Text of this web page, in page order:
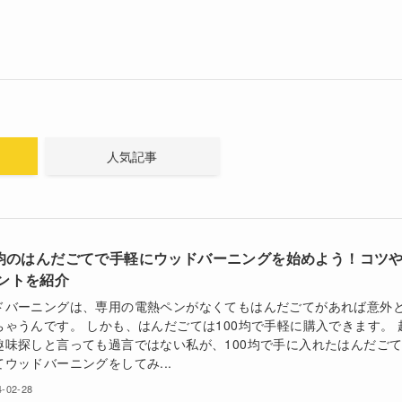
人気記事
のはんだごてで手軽にウッドバーニングを始めよう！コツ
トを紹介
バーニングは、専用の電熱ペンがなくてもはんだごてがあれば意外
ゃうんです。 しかも、はんだごては100均で手軽に購入できます。
味探しと言っても過言ではない私が、100均で手に入れたはんだご
ウッドバーニングをしてみ...
02-28